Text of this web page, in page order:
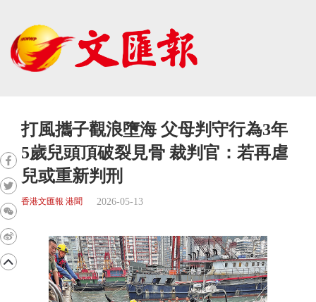
打風攜子觀浪墮海 父母判守行為3年
5歲兒頭頂破裂見骨 裁判官：若再虐
兒或重新判刑
香港文匯報 港聞 2026-05-13